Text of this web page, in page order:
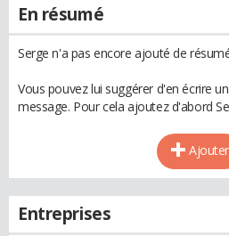
En résumé
Serge n'a pas encore ajouté de
Vous pouvez lui suggérer d'en écrire
message. Pour cela ajoutez d'abord
Ajouter
Entreprises